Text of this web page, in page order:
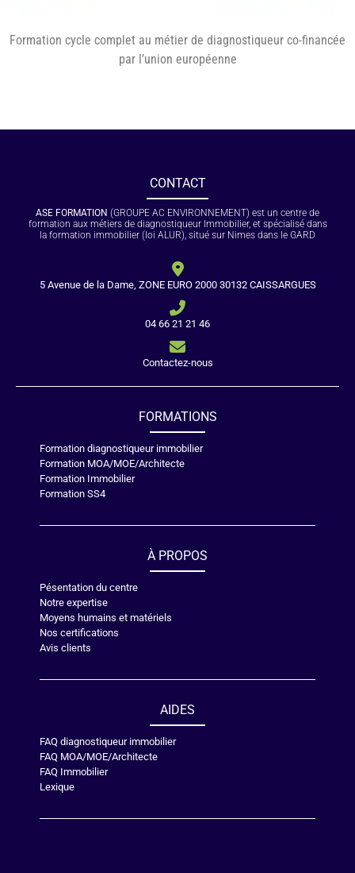
Formation cycle complet au métier de diagnostiqueur co-financée
par l’union européenne
CONTACT
ASE FORMATION (GROUPE AC ENVIRONNEMENT) est un centre de
formation aux métiers de diagnostiqueur Immobilier, et spécialisé dans
la formation immobilier (loi ALUR), situé sur Nimes dans le GARD
5 Avenue de la Dame, ZONE EURO 2000 30132 CAISSARGUES
04 66 21 21 46
Contactez-nous
FORMATIONS
Formation diagnostiqueur immobilier
Formation MOA/MOE/Architecte
Formation Immobilier
Formation SS4
À PROPOS
Pésentation du centre
Notre expertise
Moyens humains et matériels
Nos certifications
Avis clients
AIDES
FAQ diagnostiqueur immobilier
FAQ MOA/MOE/Architecte
FAQ Immobilier
Lexique